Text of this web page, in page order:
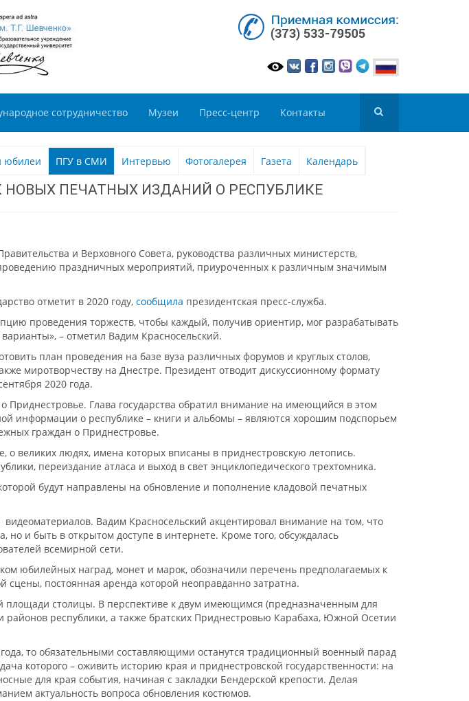
сотрудничество Музеи Пресс-центр Контакты
юбилеи ПГУ в СМИ Интервью Фотогалерея Газета Календарь
ПЕЧАТНЫХ ИЗДАНИЙ О РЕСПУБЛИКЕ
и Верховного Совета, руководства различных министерств,
праздничных мероприятий, приуроченных к различным значимым
отметит в 2020 году, сообщила президентская пресс-служба.
проведения торжеств, чтобы каждый, получив ориентир, мог разрабатывать
– отметил Вадим Красносельский.
план проведения на базе вуза различных форумов и круглых столов,
миротворчеству на Днестре. Президент отводит дискуссионному формату
2020 года.
Приднестровье. Глава государства обратил внимание на имеющийся в этом
информации о республике – книги и альбомы – являются хорошим подспорьем
граждан о Приднестровье.
великих людях, имена которых вписаны в приднестровскую летопись.
переиздание атласа и выход в свет энциклопедического трехтомника.
будут направлены на обновление и пополнение кладовой печатных
Вадим Красносельский акцентировал внимание на том, что
и быть в открытом доступе в интернете. Кроме того, обсуждалась
всемирной сети.
юбилейных наград, монет и марок, обозначили перечень предполагаемых к
постоянная аренда которой неоправданно затратна.
площади столицы. В перспективе к двум имеющимся (предназначенным для
районов республики, а также братских Приднестровью Карабаха, Южной Осетии
то обязательными составляющими останутся традиционный военный парад
которого – оживить историю края и приднестровской государственности: на
для края события, начиная с закладки Бендерской крепости. Делая
актуальность вопроса обновления костюмов.